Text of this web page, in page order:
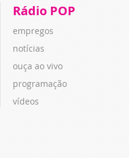
Rádio POP
empregos
notícias
ouça ao vivo
programação
vídeos